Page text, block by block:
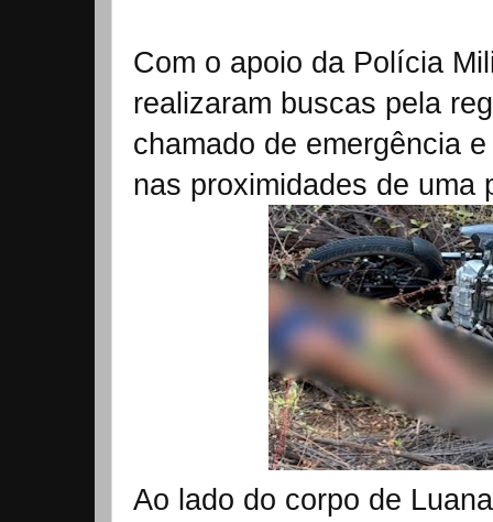
Com o apoio da Polícia
realizaram buscas pela
chamado de emergência
nas proximidades de uma
Ao lado do corpo de